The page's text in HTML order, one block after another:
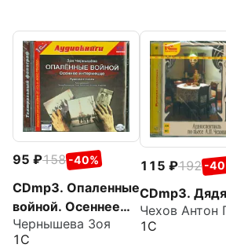
95 158 -40%
CDmp3. Опаленные
войной. Осеннее
интермеццо
Чернышева Зоя
1С
115 192 -
CDmp3.
1С